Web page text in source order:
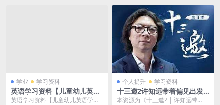
学业 学习资料
英语学习资料【儿童幼儿英语
学习大全】视频合集[MP4/12
英语学习资料【儿童幼儿英语学习
个人提升 学习资料
十三邀2许知远带着偏见出发
百度云网盘资源分享下载[M4
本资源为《十三邀2 | 许知远带